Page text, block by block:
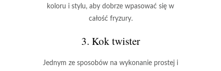
koloru i stylu, aby dobrze wpasować się w
całość fryzury.
3. Kok twister
Jednym ze sposobów na wykonanie prostej i